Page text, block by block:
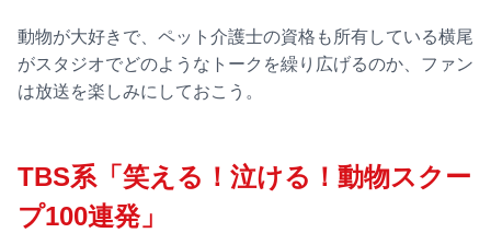
動物が大好きで、ペット介護士の資格も所有している横尾
がスタジオでどのようなトークを繰り広げるのか、ファン
は放送を楽しみにしておこう。
TBS系「笑える！泣ける！動物スクー
プ100連発」